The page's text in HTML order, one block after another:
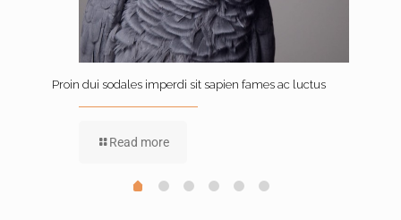
Proin dui sodales imperdi sit sapien fames ac luctus
Read more